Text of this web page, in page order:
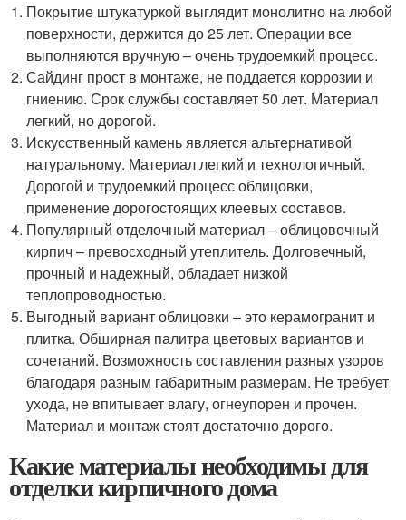
Покрытие штукатуркой выглядит монолитно на любой
поверхности, держится до 25 лет. Операции все
выполняются вручную – очень трудоемкий процесс.
Сайдинг прост в монтаже, не поддается коррозии и
гниению. Срок службы составляет 50 лет. Материал
легкий, но дорогой.
Искусственный камень является альтернативой
натуральному. Материал легкий и технологичный.
Дорогой и трудоемкий процесс облицовки,
применение дорогостоящих клеевых составов.
Популярный отделочный материал – облицовочный
кирпич – превосходный утеплитель. Долговечный,
прочный и надежный, обладает низкой
теплопроводностью.
Выгодный вариант облицовки – это керамогранит и
плитка. Обширная палитра цветовых вариантов и
сочетаний. Возможность составления разных узоров
благодаря разным габаритным размерам. Не требует
ухода, не впитывает влагу, огнеупорен и прочен.
Материал и монтаж стоят достаточно дорого.
Какие материалы необходимы для
отделки кирпичного дома